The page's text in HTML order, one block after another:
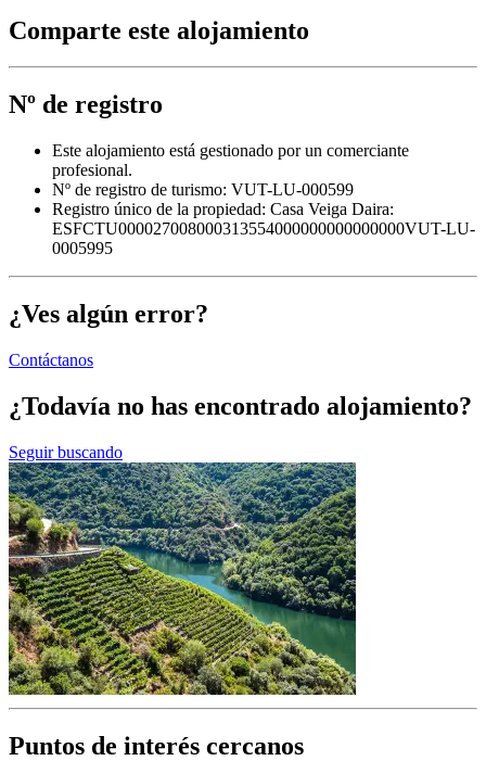
Comparte este alojamiento
Nº de registro
Este alojamiento está gestionado por un comerciante
profesional.
Nº de registro de turismo: VUT-LU-000599
Registro único de la propiedad: Casa Veiga Daira:
ESFCTU000027008000313554000000000000000VUT-LU-
0005995
¿Ves algún error?
Contáctanos
¿Todavía no has encontrado alojamiento?
Seguir buscando
Puntos de interés cercanos